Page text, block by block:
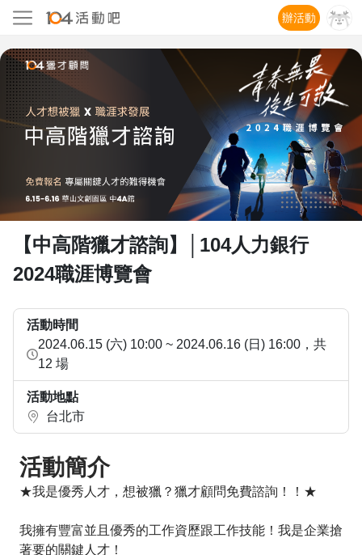
辦活動
【中高階獵才諮詢】│104人力銀行
2024職涯博覽會
活動時間
2024.06.15 (六) 10:00 ~ 2024.06.16 (日) 16:00 ，共
12 場
活動地點
台北市
活動簡介
★我是優秀人才，想被獵？獵才顧問免費諮詢！！★
我擁有豐富並且優秀的工作資歷跟工作技能！我是企業搶
著要的關鍵人才！